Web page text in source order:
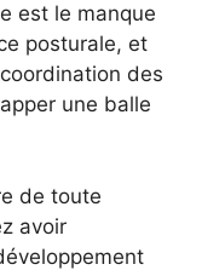
est le manque
posturale, et
des
une balle
de toute
avoir